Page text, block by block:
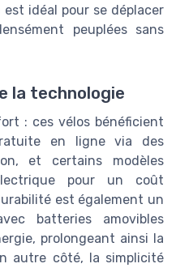
idéal pour se déplacer
peuplées sans
la technologie
: ces vélos bénéficient
en ligne via des
et certains modèles
pour un coût
est également un
batteries amovibles
prolongeant ainsi la
autre côté, la simplicité